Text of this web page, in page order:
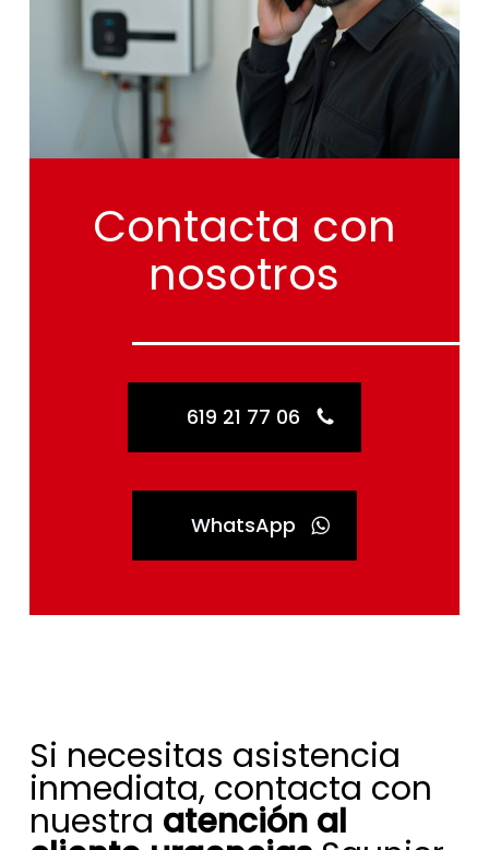
Contacta con
nosotros
619 21 77 06
WhatsApp
Si necesitas asistencia
inmediata, contacta con
nuestra atención al